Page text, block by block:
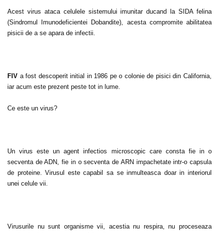
Acest virus ataca celulele sistemului imunitar ducand la SIDA felina
(Sindromul Imunodeficientei Dobandite), acesta compromite abilitatea
pisicii de a se apara de infectii.
FIV a fost descoperit initial in 1986 pe o colonie de pisici din California,
iar acum este prezent peste tot in lume.
Ce este un virus?
Un virus este un agent infectios microscopic care consta fie in o
secventa de ADN, fie in o secventa de ARN impachetate intr-o capsula
de proteine. Virusul este capabil sa se inmulteasca doar in interiorul
unei celule vii.
Virusurile nu sunt organisme vii, acestia nu respira, nu proceseaza